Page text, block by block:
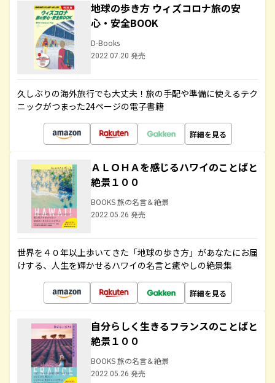
地球の歩き方 ウィズコロナ旅の安
心・安全BOOK
D-Books
2022.07.20 発売
久しぶりの海外旅行でも大丈夫！旅の手配や準備に使えるテク
ニックがつまった24ページの電子書籍
詳細を見る
ＡＬＯＨＡを感じるハワイのことばと
絶景１００
BOOKS 旅の名言＆絶景
2022.05.26 発売
世界を４０年以上歩いてきた「地球の歩き方」があなたにお届
けする、人生を輝かせるハワイの名言と癒やしの絶景集
詳細を見る
自分らしく生きるフランスのことばと
絶景１００
BOOKS 旅の名言＆絶景
2022.05.26 発売